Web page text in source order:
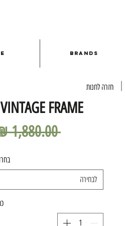
חזרה לחנות
FRAME |
‏1,880.00 ‏₪
לבחירה
Brands